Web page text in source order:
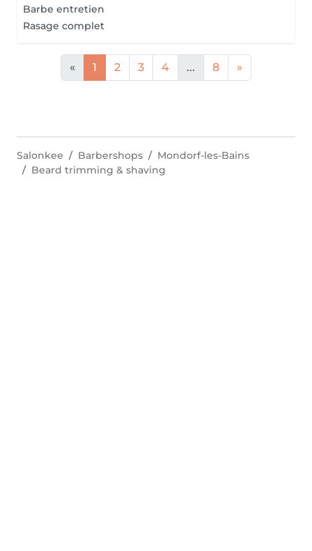
Barbe entretien
Rasage complet
« 1 2 3 4 ... 8 »
Salonkee Barbershops
Mondorf-les-Bains
Beard trimming & shaving